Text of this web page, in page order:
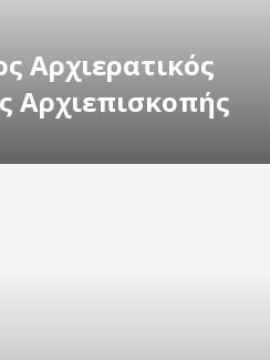
Αρχιερατικός
Αρχιεπισκοπής